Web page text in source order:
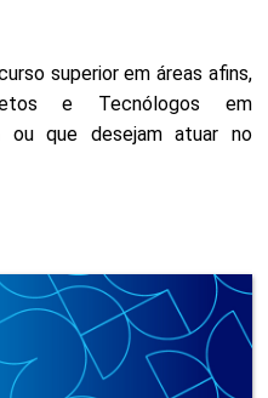
superior em áreas afins,
e Tecnólogos em
ou que desejam atuar no